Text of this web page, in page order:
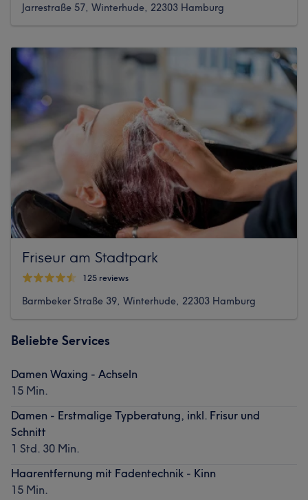
Jarrestraße 57, Winterhude, 22303 Hamburg
Friseur am Stadtpark
125 reviews
Barmbeker Straße 39, Winterhude, 22303 Hamburg
Beliebte Services
Damen Waxing - Achseln
15 Min.
Damen - Erstmalige Typberatung, inkl. Frisur und
Schnitt
1 Std. 30 Min.
Haarentfernung mit Fadentechnik - Kinn
15 Min.